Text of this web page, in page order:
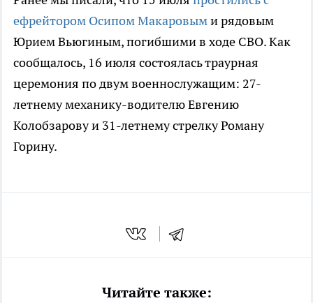
ефрейтором Осипом Макаровыми рядовым
Юрием Вьюгиным, погибшими в ходе СВО. Как
сообщалось, 16 июля состоялась траурная
церемония по двум военнослужащим: 27-
летнему механику-водителю Евгению
Колобзарову и 31-летнему стрелку Роману
Горину.
Читайте также: